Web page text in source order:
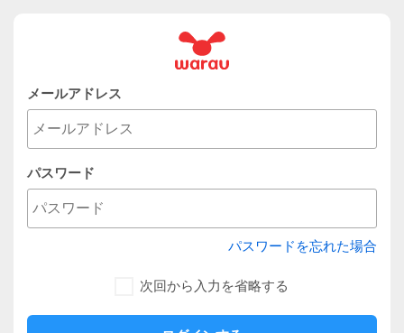
メールアドレス
パスワード
パスワードを忘れた場合
次回から入力を省略する